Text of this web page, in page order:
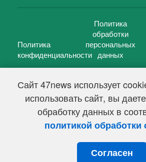
Сайт 47news использует
использовать сайт, вы
обработку данных в
политикой обработки
Согласен
Политика
конфиденциальности
Политика
обработки
персональных
данных
47 новостей (47 news)2005 — 2026 г.
Свидетельство о регистрации СМИ Эл №
Федеральной службой по надзору в сфере
информационных технологий и массовых